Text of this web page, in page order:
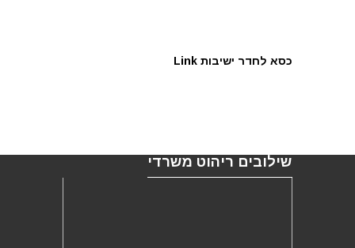
כסא לחדר ישיבות Link
שילובים ריהוט משרדי